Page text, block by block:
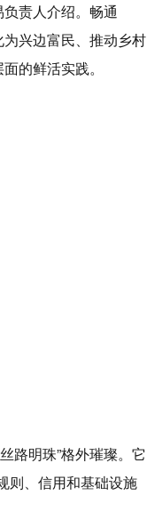
责人介绍。畅通
兴边富民、推动乡村
的鲜活实践。
路明珠”格外璀璨。它
则、信用和基础设施